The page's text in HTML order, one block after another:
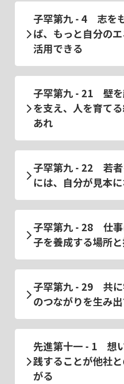
子罕第九 - 4 志を
ば、もっと自分の
活用できる
子罕第九 - 21 壁を
を支え、人を育て
あれ
子罕第九 - 22 若者
には、自分が見本
子罕第九 - 28 仕事
子を養成する場所
子罕第九 - 29 共に
のつながりを生み
先進第十一 - 1 想
践することが他社
がる